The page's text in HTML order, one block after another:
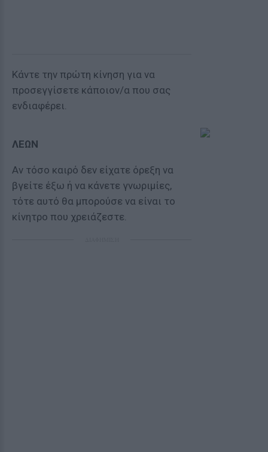
Κάντε την πρώτη κίνηση για να
προσεγγίσετε κάποιον/α που σας
ενδιαφέρει.
ΛΕΩΝ
Αν τόσο καιρό δεν είχατε όρεξη να
βγείτε έξω ή να κάνετε γνωριμίες,
τότε αυτό θα μπορούσε να είναι το
κίνητρο που χρειάζεστε.